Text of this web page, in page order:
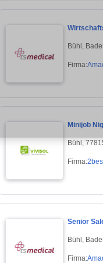
Bühl,
Firma:
Minijob
Bühl,
Firma:
Senior
Bühl,
Firma: